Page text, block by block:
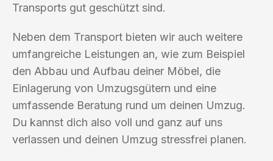
Transports gut geschützt sind.
Neben dem Transport bieten wir auch weitere
umfangreiche Leistungen an, wie zum Beispiel
den Abbau und Aufbau deiner Möbel, die
Einlagerung von Umzugsgütern und eine
umfassende Beratung rund um deinen Umzug.
Du kannst dich also voll und ganz auf uns
verlassen und deinen Umzug stressfrei planen.